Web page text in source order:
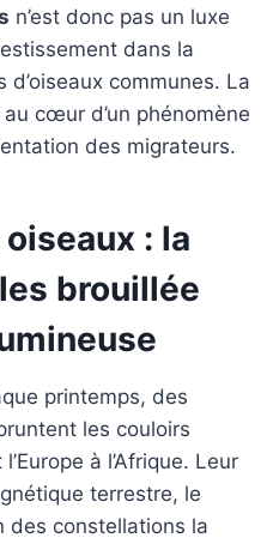
n’est donc pas un luxe
dans la
communes. La
cœur d’un phénomène
des migrateurs.
: la
brouillée
printemps, des
les couloirs
à l’Afrique. Leur
terrestre, le
des constellations la